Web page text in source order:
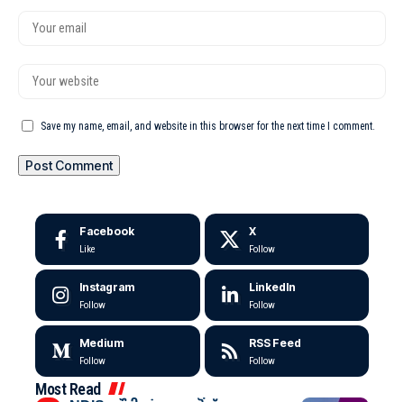
Save my name, email, and website in this browser for the next time I comment.
Facebook
Like
X
Follow
Instagram
Follow
LinkedIn
Follow
Medium
Follow
RSS Feed
Follow
Most Read